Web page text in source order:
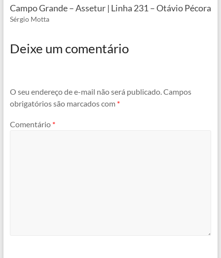
Campo Grande – Assetur | Linha 231 – Otávio Pécora
Sérgio Motta
Deixe um comentário
O seu endereço de e-mail não será publicado.Campos
obrigatórios são marcados com *
Comentário *